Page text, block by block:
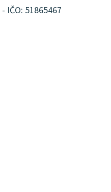
- IČO: 51865467